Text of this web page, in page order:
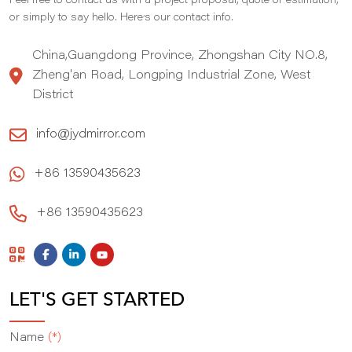
or simply to say hello. Here,s our contact info.
China,Guangdong Province, Zhongshan City NO.8,
Zheng'an Road, Longping Industrial Zone, West
District
info@jydmirror.com
+86 13590435623
+86 13590435623
LET'S GET STARTED
Name (*)